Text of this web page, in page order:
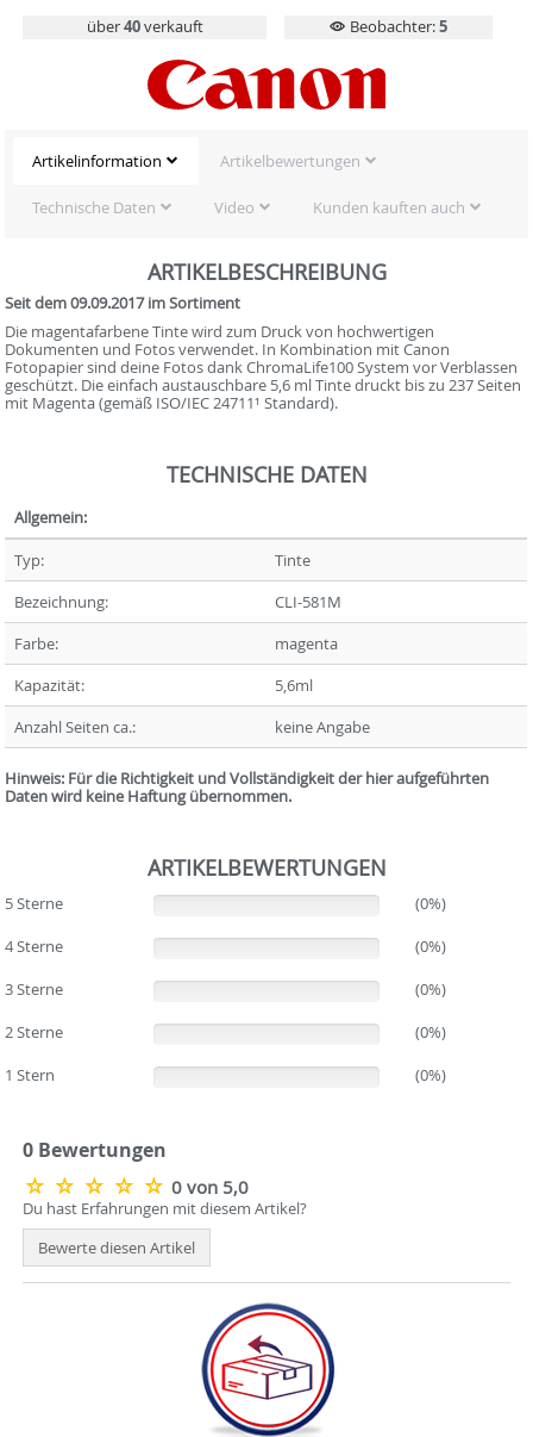
über40verkauft Beobachter:5
Artikelinformation Artikelbewertungen
Technische Daten Video Kunden kauften auch
ARTIKELBESCHREIBUNG
Seit dem 09.09.2017 im Sortiment
Die magentafarbene Tinte wird zum Druck von hochwertigen
Dokumenten und Fotos verwendet. In Kombination mit Canon
Fotopapier sind deine Fotos dank ChromaLife100 System vor Verblassen
geschützt. Die einfach austauschbare 5,6 ml Tinte druckt bis zu 237 Seiten
mit Magenta (gemäß ISO/IEC 24711¹ Standard).
TECHNISCHE DATEN
Allgemein:
Typ:
Tinte
Bezeichnung:
CLI-581M
Farbe:
magenta
Kapazität:
5,6ml
Anzahl Seiten ca.:
keine Angabe
Hinweis: Für die Richtigkeit und Vollständigkeit der hier aufgeführten
Daten wird keine Haftung übernommen.
ARTIKELBEWERTUNGEN
5 Sterne
(0%)
4 Sterne
(0%)
3 Sterne
(0%)
2 Sterne
(0%)
1 Stern
(0%)
0 Bewertungen
0 von 5,0
Du hast Erfahrungen mit diesem Artikel?
Bewerte diesen Artikel